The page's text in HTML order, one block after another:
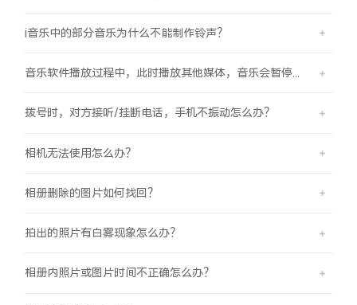
i音乐中的部分音乐为什么不能制作铃声？
拨号时，对方接听/挂断电话，手机不振动怎么办？
相机无法使用怎么办？
相册删除的图片如何找回？
拍出的照片有白雾现象怎么办？
相册内照片或图片时间不正确怎么办？